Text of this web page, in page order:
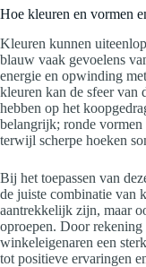
Hoe kleuren en vormen
Kleuren kunnen
blauw vaak gevoelens
energie en opwinding
kleuren kan de sfeer van
hebben op het
belangrijk; ronde
terwijl scherpe hoeken
Bij het toepassen van
de juiste combinatie van
aantrekkelijk zijn, maar
oproepen. Door
winkeleigenaren een
tot positieve ervaringen